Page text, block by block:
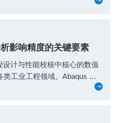
影响精度的关键要素
计与性能校核中核心的数值
工业工程领域。Abaqus 凭